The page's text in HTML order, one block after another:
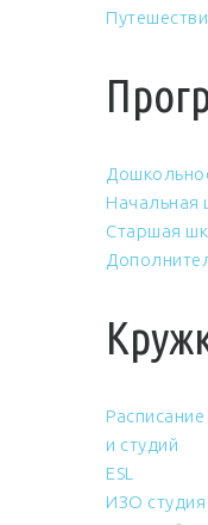
Начальная
Старшая
и студий
ESL
ИЗО студия